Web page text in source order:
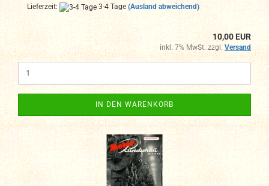
Lieferzeit:
3-4 Tage (Ausland abweichend)
10,00 EUR
inkl. 7% MwSt. zzgl. Versand
IN DEN WARENKORB